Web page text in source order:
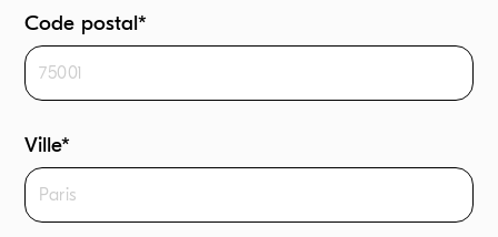
Code postal*
Ville*